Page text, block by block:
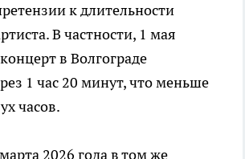
к длительности
В частности, 1 мая
в Волгограде
1 час 20 минут, что меньше
часов.
2026 года в том же